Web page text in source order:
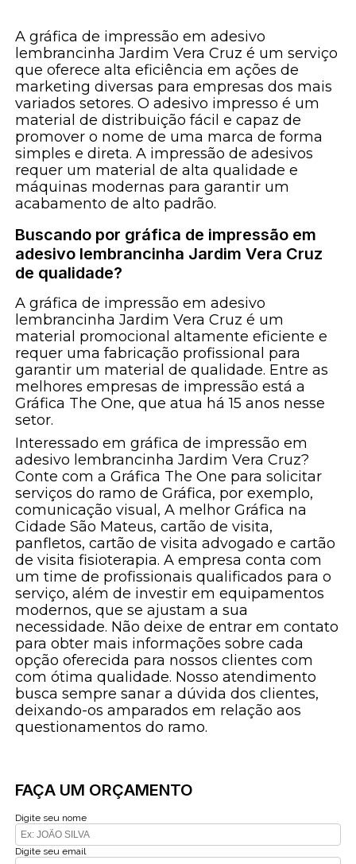
A gráfica de impressão em adesivo
lembrancinha Jardim Vera Cruz é um serviço
que oferece alta eficiência em ações de
marketing diversas para empresas dos mais
variados setores. O adesivo impresso é um
material de distribuição fácil e capaz de
promover o nome de uma marca de forma
simples e direta. A impressão de adesivos
requer um material de alta qualidade e
máquinas modernas para garantir um
acabamento de alto padrão.
Buscando por gráfica de impressão em
adesivo lembrancinha Jardim Vera Cruz
de qualidade?
A gráfica de impressão em adesivo
lembrancinha Jardim Vera Cruz é um
material promocional altamente eficiente e
requer uma fabricação profissional para
garantir um material de qualidade. Entre as
melhores empresas de impressão está a
Gráfica The One, que atua há 15 anos nesse
setor.
Interessado em gráfica de impressão em
adesivo lembrancinha Jardim Vera Cruz?
Conte com a Gráfica The One para solicitar
serviços do ramo de Gráfica, por exemplo,
comunicação visual, A melhor Gráfica na
Cidade São Mateus, cartão de visita,
panfletos, cartão de visita advogado e cartão
de visita fisioterapia. A empresa conta com
um time de profissionais qualificados para o
serviço, além de investir em equipamentos
modernos, que se ajustam a sua
necessidade. Não deixe de entrar em contato
para obter mais informações sobre cada
opção oferecida para nossos clientes com
com ótima qualidade. Nosso atendimento
busca sempre sanar a dúvida dos clientes,
deixando-os amparados em relação aos
questionamentos do ramo.
FAÇA UM ORÇAMENTO
Digite seu nome
Digite seu email